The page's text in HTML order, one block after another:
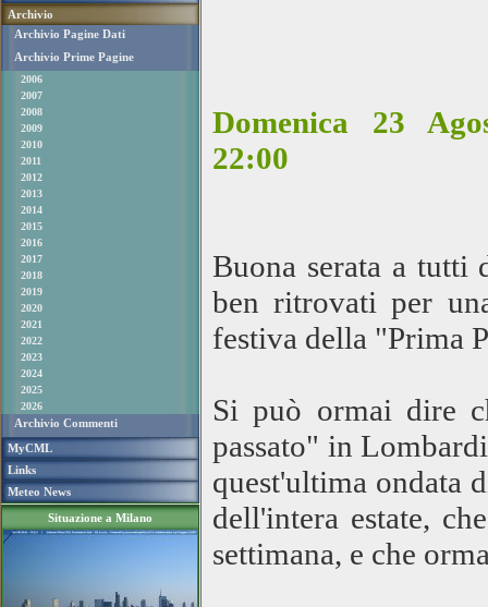
Archivio
Archivio Pagine Dati
Archivio Prime Pagine
2006
2007
2008
2009
2010
2011
2012
2013
2014
2015
2016
2017
2018
2019
2020
2021
2022
2023
2024
2025
2026
Archivio Commenti
MyCML
Links
Meteo News
Situazione a Milano
Domenica 23
22:00
Buona serata a tutti
ben ritrovati per
festiva della "Prima
Si può ormai dire
passato" in
quest'ultima ondata
dell'intera estate,
settimana, e che